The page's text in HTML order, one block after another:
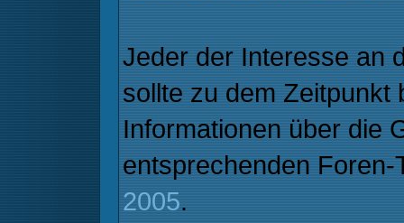
Jeder der Interesse an
sollte zu dem Zeitpunkt
Informationen über die
entsprechenden
2005.